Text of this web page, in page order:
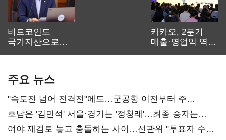
비트코인도
국가자산으로…'
카카오, 2분기
매출·영업익 역대
주요 뉴스
"속도전 넘어 전격전"에도…군공항 이전부터 주
52시간까지 '뇌관'
호남은 '김민석' 서울·경기는 '정청래'…최종 승자는
'안갯속'
여야 재검토 놓고 충돌하는 사이…선관위 "투표자 수